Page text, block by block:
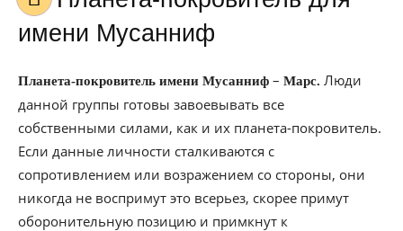
имени Мусанниф
Планета-покровитель имени Мусанниф – Марс. Люди
данной группы готовы завоевывать все
собственными силами, как и их планета-покровитель.
Если данные личности сталкиваются с
сопротивлением или возражением со стороны, они
никогда не воспримут это всерьез, скорее примут
оборонительную позицию и примкнут к